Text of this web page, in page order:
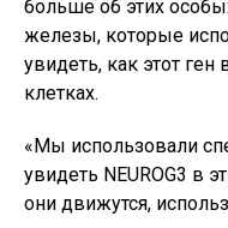
больше об этих
железы, которые
увидеть, как этот
клетках.
«Мы использовали
увидеть NEUROG3 в
они движутся,